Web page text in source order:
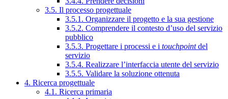
3.5. Il processo progettuale
3.5.1. Organizzare il progetto e la sua gestione
3.5.2. Comprendere il contesto d’uso del servizio
pubblico
3.5.3. Progettare i processi e i touchpointdel
servizio
3.5.4. Realizzare l’interfaccia utente del servizio
3.5.5. Validare la soluzione ottenuta
4. Ricerca progettuale
4.1. Ricerca primaria